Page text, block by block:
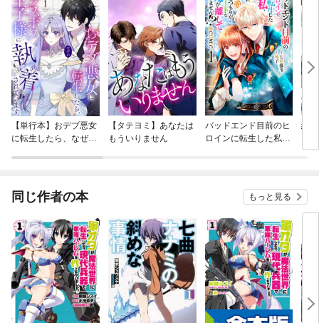
【単行本】おデブ悪女
に転生したら、なぜか
【タテヨミ】あなたは
もういりません
バッドエンド目前のヒ
ロインに転生した私、
結
同じ作者の本 もっと見る